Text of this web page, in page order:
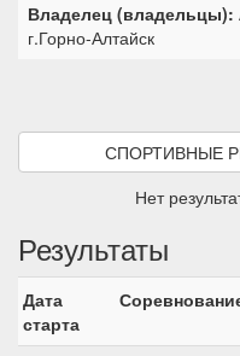
Владелец (владельцы):
г.Горно-Алтайск
СПОРТИВНЫЕ
Нет
Результаты
Дата
старта